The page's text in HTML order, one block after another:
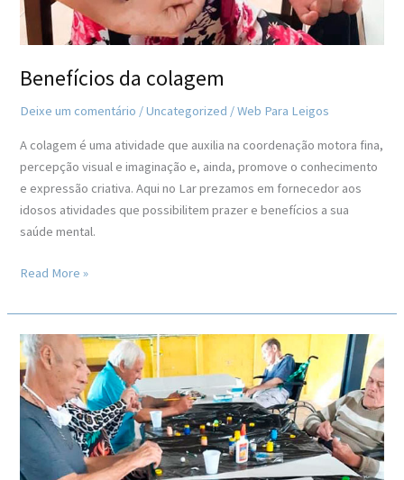
Benefícios da colagem
Deixe um comentário /Uncategorized /Web Para Leigos
A colagem é uma atividade que auxilia na coordenação motora fina,
percepção visual e imaginação e, ainda, promove o conhecimento
e expressão criativa. Aqui no Lar prezamos em fornecedor aos
idosos atividades que possibilitem prazer e benefícios a sua
saúde mental.
Read More »
Oficina
Criativa